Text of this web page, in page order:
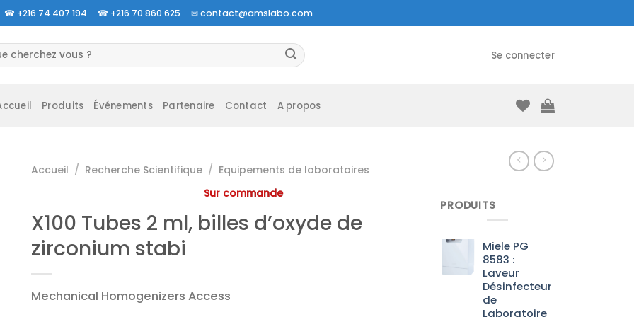
☎ +216 74 407 194 ☎ +216 70 860 625 ✉contact@amslabo.com
Se connecter
Produits Événements Partenaire Contact A propos
Accueil / Recherche Scientifique / Equipements de laboratoires
Sur commande
X100 Tubes 2 ml, billes d’oxyde de
zirconium stabi
Mechanical Homogenizers Access
PRODUITS
Miele PG
8583 :
Laveur
Désinfecteur
de
Laboratoire